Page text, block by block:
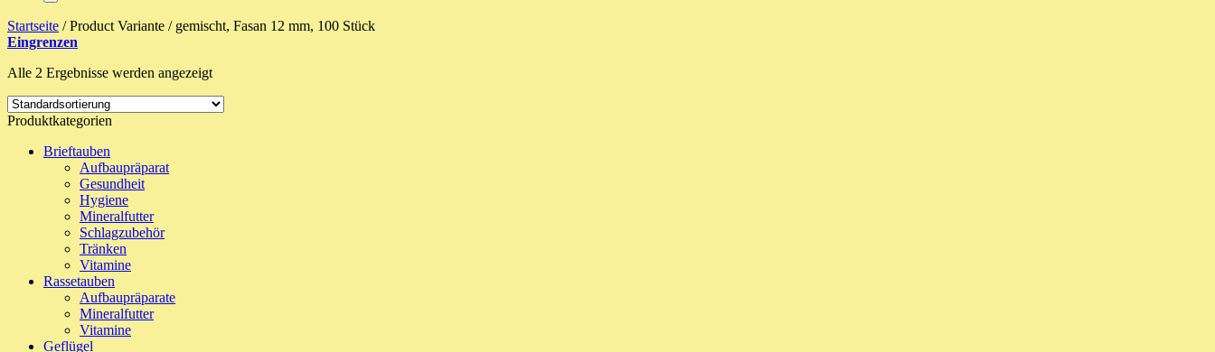
Startseite /Product Variante /gemischt, Fasan 12 mm, 100 Stück
Eingrenzen
Alle 2 Ergebnisse werden angezeigt
Produktkategorien
Brieftauben
Aufbaupräparat
Gesundheit
Hygiene
Mineralfutter
Schlagzubehör
Tränken
Vitamine
Rassetauben
Aufbaupräparate
Mineralfutter
Vitamine
Geflügel